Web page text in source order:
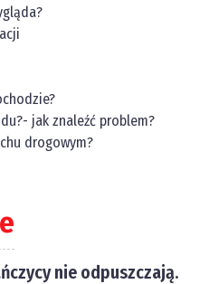
jak znaleźć problem?
drogowym?
nie odpuszczają.